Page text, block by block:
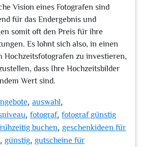
Vision eines Fotografen sind
für das Endergebnis und
somit oft den Preis für ihre
Es lohnt sich also, in einen
Hochzeitsfotografen zu investieren,
dass Ihre Hochzeitsbilder
Wert sind.
, auswahl,
, fotograf, fotograf günstig
buchen, geschenkideen für
, günstig, gutscheine für